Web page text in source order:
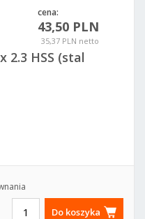
cena:
43,50 PLN
35,37 PLN netto
2.3 HSS (stal
Do koszyka